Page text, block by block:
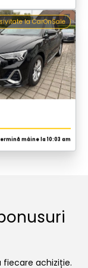
second-
fizice.
de leasing au,
lucru
și
istorice neclare
achiziție.